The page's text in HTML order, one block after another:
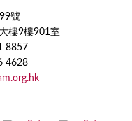
號
樓9樓901室
8857
4628